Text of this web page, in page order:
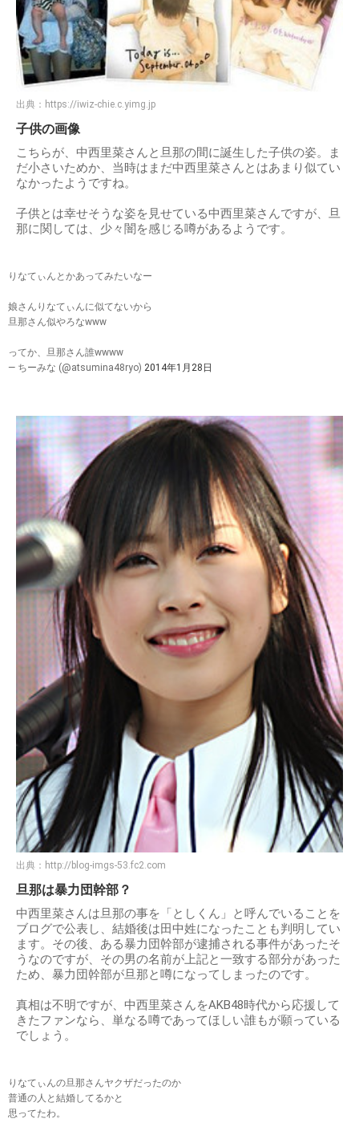
出典： https://iwiz-chie.c.yimg.jp
子供の画像
こちらが、中西里菜さんと旦那の間に誕生した子供の姿。ま
だ小さいためか、当時はまだ中西里菜さんとはあまり似てい
なかったようですね。
子供とは幸せそうな姿を見せている中西里菜さんですが、旦
那に関しては、少々闇を感じる噂があるようです。
りなてぃんとかあってみたいなー
娘さんりなてぃんに似てないから
旦那さん似やろなwww
ってか、旦那さん誰wwww
— ちーみな (@atsumina48ryo) 2014年1月28日
出典： http://blog-imgs-53.fc2.com
旦那は暴力団幹部？
中西里菜さんは旦那の事を「としくん」と呼んでいることを
ブログで公表し、結婚後は田中姓になったことも判明してい
ます。その後、ある暴力団幹部が逮捕される事件があったそ
うなのですが、その男の名前が上記と一致する部分があった
ため、暴力団幹部が旦那と噂になってしまったのです。
真相は不明ですが、中西里菜さんをAKB48時代から応援して
きたファンなら、単なる噂であってほしい誰もが願っている
でしょう。
りなてぃんの旦那さんヤクザだったのか
普通の人と結婚してるかと
思ってたわ。